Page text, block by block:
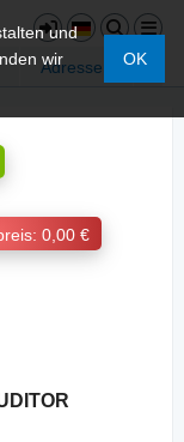
Adressen
und
wir
OK
0,00 €